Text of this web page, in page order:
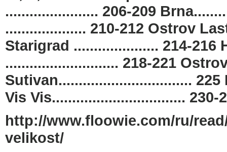
....................... 206-209
.................... 210-212 Ostrov
Starigrad ..................... 214-216
............................ 218-221
Sutivan.................................
Vis Vis.................................
http://www.floowie.com/ru/
velikost/